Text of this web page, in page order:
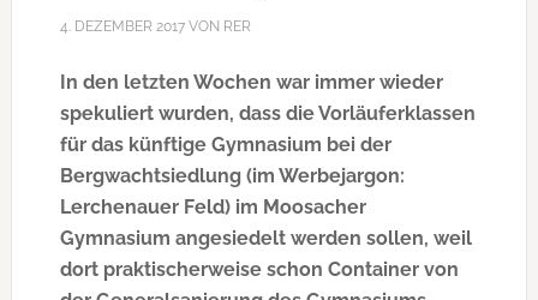
4. DEZEMBER 2017VON RER
In den letzten Wochen war immer wieder
spekuliert wurden, dass die Vorläuferklassen
für das künftige Gymnasium bei der
Bergwachtsiedlung (im Werbejargon:
Lerchenauer Feld) im Moosacher
Gymnasium angesiedelt werden sollen, weil
dort praktischerweise schon Container von